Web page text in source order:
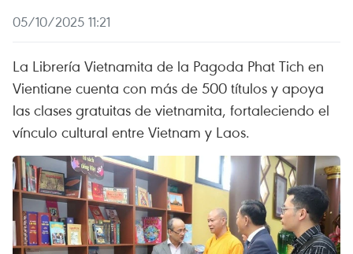
05/10/2025 11:21
La Librería Vietnamita de la Pagoda Phat Tich en
Vientiane cuenta con más de 500 títulos y apoya
las clases gratuitas de vietnamita, fortaleciendo el
vínculo cultural entre Vietnam y Laos.